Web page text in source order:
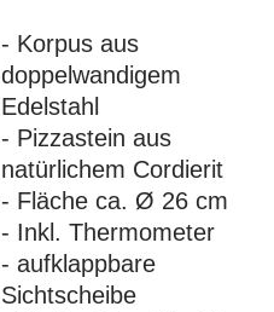
- Korpus aus
doppelwandigem
Edelstahl
- Pizzastein aus
natürlichem Cordierit
- Fläche ca. Ø 26 cm
- Inkl. Thermometer
- aufklappbare
Sichtscheibe